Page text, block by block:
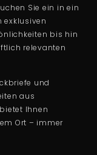
Sie ein in ein
exklusiven
bis hin
relevanten
und
aus
Ihnen
Ort – immer